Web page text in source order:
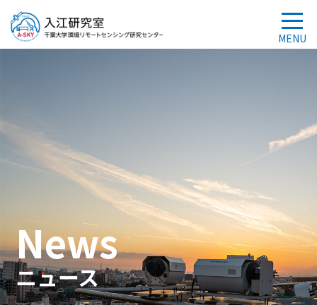
News
ニュース